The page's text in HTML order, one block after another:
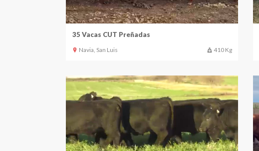
35 Vacas CUT Preñadas
Navia, San Luis 410 Kg